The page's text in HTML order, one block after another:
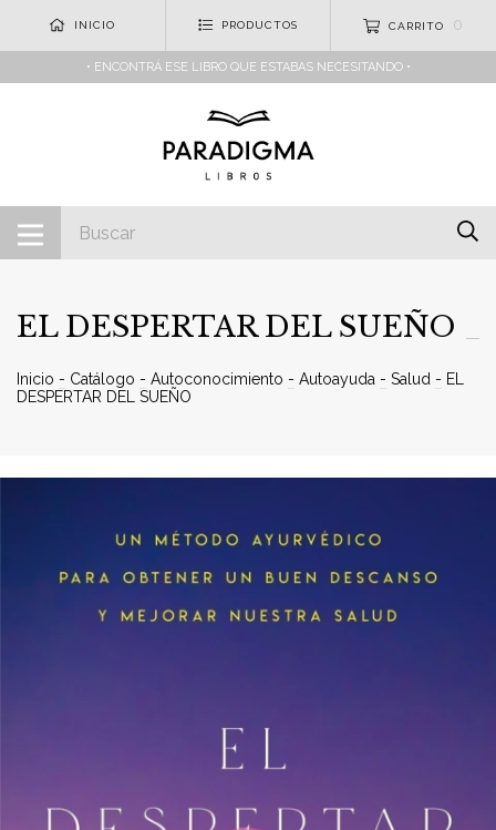
INICIO PRODUCTOS CARRITO 0
• ENCONTRÁ ESE LIBRO QUE ESTABAS NECESITANDO •
EL DESPERTAR DEL SUEÑO
Inicio - Catálogo - Autoconocimiento - Autoayuda - Salud - EL
DESPERTAR DEL SUEÑO